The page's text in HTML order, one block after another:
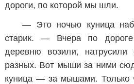
дороги, по которой мы шли.
— Это ночью куница
старик. — Вчера по
деревню возили, натрусили
разных. Вот мыши за ними
куница — за мышами. Только